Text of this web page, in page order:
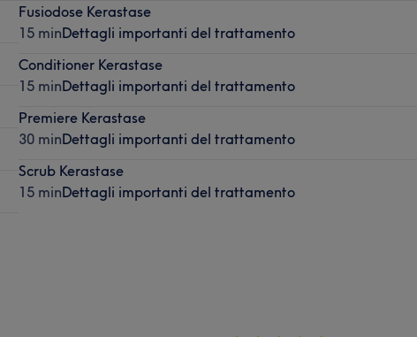
Fusiodose Kerastase
15 minDettagli importanti del trattamento
Conditioner Kerastase
15 minDettagli importanti del trattamento
Premiere Kerastase
30 minDettagli importanti del trattamento
Scrub Kerastase
15 minDettagli importanti del trattamento